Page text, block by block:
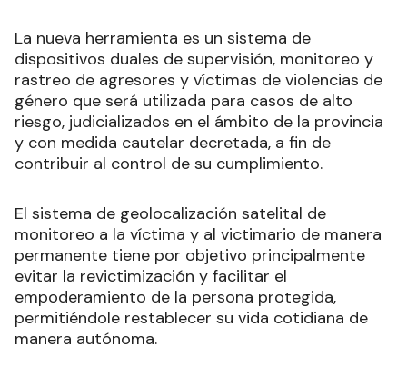
La nueva herramienta es un sistema de
dispositivos duales de supervisión, monitoreo y
rastreo de agresores y víctimas de violencias de
género que será utilizada para casos de alto
riesgo, judicializados en el ámbito de la provincia
y con medida cautelar decretada, a fin de
contribuir al control de su cumplimiento.
El sistema de geolocalización satelital de
monitoreo a la víctima y al victimario de manera
permanente tiene por objetivo principalmente
evitar la revictimización y facilitar el
empoderamiento de la persona protegida,
permitiéndole restablecer su vida cotidiana de
manera autónoma.